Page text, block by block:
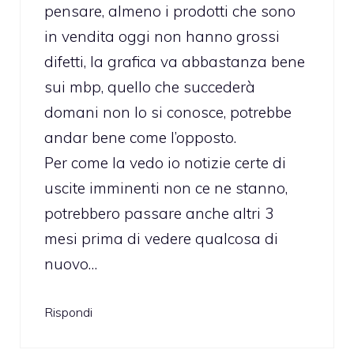
pensare, almeno i prodotti che sono
in vendita oggi non hanno grossi
difetti, la grafica va abbastanza bene
sui mbp, quello che succederà
domani non lo si conosce, potrebbe
andar bene come l’opposto.
Per come la vedo io notizie certe di
uscite imminenti non ce ne stanno,
potrebbero passare anche altri 3
mesi prima di vedere qualcosa di
nuovo…
Rispondi